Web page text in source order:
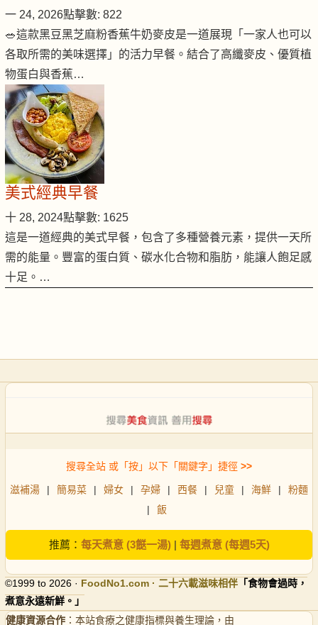
一 24, 2026點擊數: 822
🥗這款黑豆黑芝麻粉香蕉牛奶麥皮是一道展現「一家人也可以
各取所需的美味選擇」的活力早餐。結合了高纖麥皮、優質植
物蛋白與香蕉…
美式經典早餐
十 28, 2024點擊數: 1625
這是一道經典的美式早餐，包含了多種營養元素，提供一天所
需的能量。豐富的蛋白質、碳水化合物和脂肪，能讓人飽足感
十足。…
搜尋全站 或「按」以下「關鍵字」捷徑 >>
滋補湯 | 簡易菜 | 婦女 | 孕婦 | 西餐 | 兒童 | 海鮮 |
粉麵
|
飯
推薦： 每天煮意 (3餸一湯)| 每週煮意 (每週5天)
©1999 to 2026 · FoodNo1.com · 二十六載滋味相伴 「食物會過時，
煮意永遠新鮮。」
健康資源合作 ：本站食療之健康指標與養生理論，由